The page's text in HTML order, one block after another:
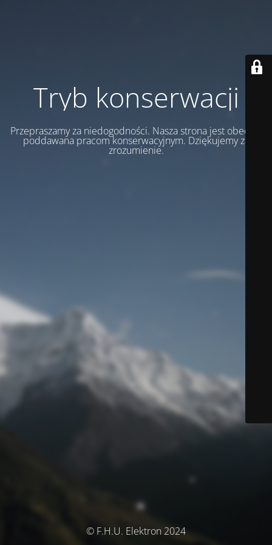
Tryb konserwacji
Przepraszamy za niedogodności. Nasza strona jest obecnie
poddawana pracom konserwacyjnym. Dziękujemy za
zrozumienie.
© F.H.U. Elektron 2024